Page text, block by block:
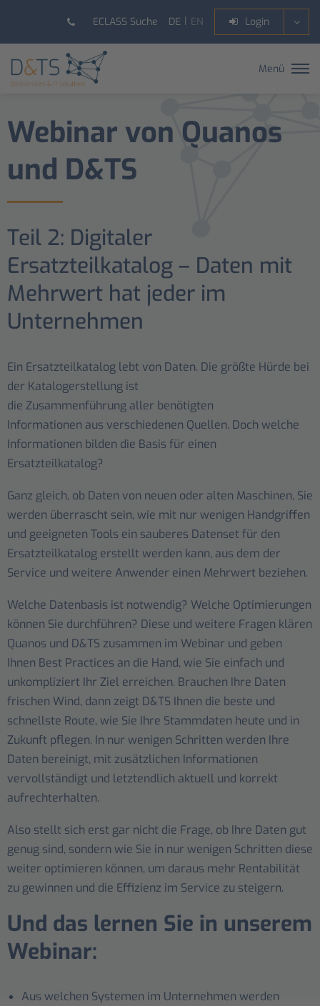
ECLASS Suche DE EN Login
Menü
Webinar von Quanos
und D&TS
Teil 2: Digitaler
Ersatzteilkatalog – Daten mit
Mehrwert hat jeder im
Unternehmen
Ein Ersatzteilkatalog lebt von Daten. Die größte Hürde bei
der Katalogerstellung ist
die Zusammenführung aller benötigten
Informationen aus verschiedenen Quellen. Doch welche
Informationen bilden die Basis für einen
Ersatzteilkatalog?
Ganz gleich, ob Daten von neuen oder alten Maschinen, Sie
werden überrascht sein, wie mit nur wenigen Handgriffen
und geeigneten Tools ein sauberes Datenset für den
Ersatzteilkatalog erstellt werden kann, aus dem der
Service und weitere Anwender einen Mehrwert beziehen.
Welche Datenbasis ist notwendig? Welche Optimierungen
können Sie durchführen? Diese und weitere Fragen klären
Quanos und D&TS zusammen im Webinar und geben
Ihnen Best Practices an die Hand, wie Sie einfach und
unkompliziert Ihr Ziel erreichen. Brauchen Ihre Daten
frischen Wind, dann zeigt D&TS Ihnen die beste und
schnellste Route, wie Sie Ihre Stammdaten heute und in
Zukunft pflegen. In nur wenigen Schritten werden Ihre
Daten bereinigt, mit zusätzlichen Informationen
vervollständigt und letztendlich aktuell und korrekt
aufrechterhalten.
Also stellt sich erst gar nicht die Frage, ob Ihre Daten gut
genug sind, sondern wie Sie in nur wenigen Schritten diese
weiter optimieren können, um daraus mehr Rentabilität
zu gewinnen und die Effizienz im Service zu steigern.
Und das lernen Sie in unserem
Webinar:
Aus welchen Systemen im Unternehmen werden